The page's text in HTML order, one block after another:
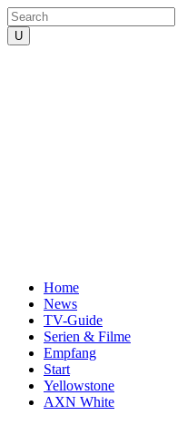
Home
News
TV-Guide
Serien & Filme
Empfang
Start
Yellowstone
AXN White